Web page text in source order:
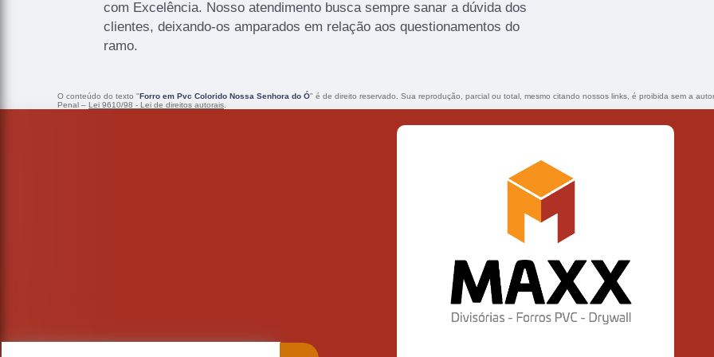
com Excelência. Nosso atendimento busca sempre sanar a dúvida dos
clientes, deixando-os amparados em relação aos questionamentos do
ramo.
O conteúdo do texto "Forro em Pvc Colorido Nossa Senhora do Ó" é de direito reservado. Sua reprodução, parcial ou total, mesmo citando nossos links, é proibida sem a
Penal – Lei 9610/98 - Lei de direitos autorais